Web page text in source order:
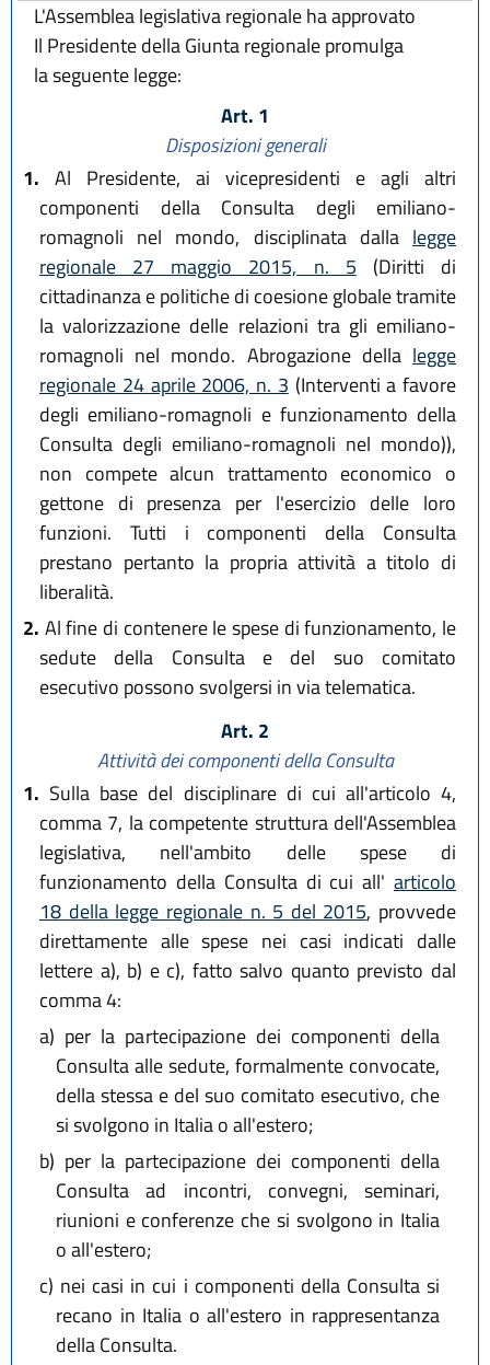
L'Assemblea legislativa regionale ha approvato
Il Presidente della Giunta regionale promulga
la seguente legge:
Art. 1
Disposizioni generali
1. Al Presidente, ai vicepresidenti e agli altri
componenti della Consulta degli emiliano-
romagnoli nel mondo, disciplinata dalla legge
regionale 27 maggio 2015, n. 5 (Diritti di
cittadinanza e politiche di coesione globale tramite
la valorizzazione delle relazioni tra gli emiliano-
romagnoli nel mondo. Abrogazione della legge
regionale 24 aprile 2006, n. 3 (Interventi a favore
degli emiliano-romagnoli e funzionamento della
Consulta degli emiliano-romagnoli nel mondo)),
non compete alcun trattamento economico o
gettone di presenza per l'esercizio delle loro
funzioni. Tutti i componenti della Consulta
prestano pertanto la propria attività a titolo di
liberalità.
2. Al fine di contenere le spese di funzionamento, le
sedute della Consulta e del suo comitato
esecutivo possono svolgersi in via telematica.
Art. 2
Attività dei componenti della Consulta
1. Sulla base del disciplinare di cui all'articolo 4,
comma 7, la competente struttura dell'Assemblea
legislativa, nell'ambito delle spese di
funzionamento della Consulta di cui all' articolo
18 della legge regionale n. 5 del 2015, provvede
direttamente alle spese nei casi indicati dalle
lettere a), b) e c), fatto salvo quanto previsto dal
comma 4:
a) per la partecipazione dei componenti della
Consulta alle sedute, formalmente convocate,
della stessa e del suo comitato esecutivo, che
si svolgono in Italia o all'estero;
b) per la partecipazione dei componenti della
Consulta ad incontri, convegni, seminari,
riunioni e conferenze che si svolgono in Italia
o all'estero;
c) nei casi in cui i componenti della Consulta si
recano in Italia o all'estero in rappresentanza
della Consulta.